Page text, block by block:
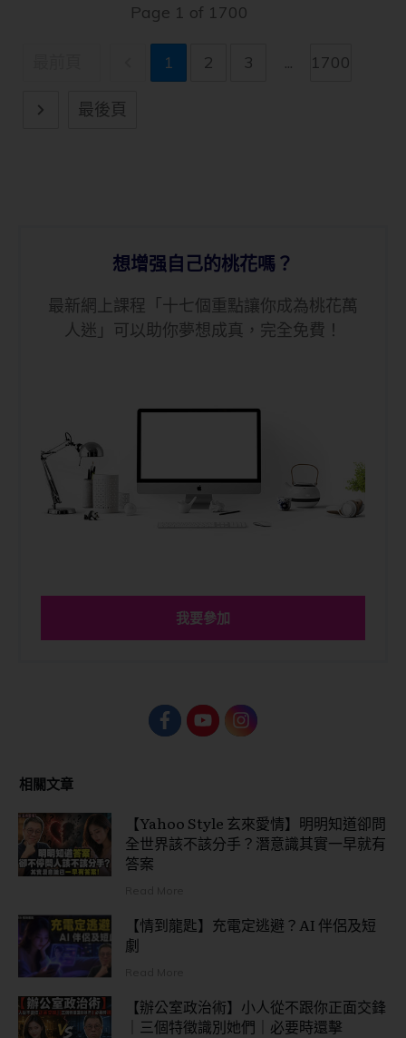
Page 1 of 1700
1 2 3 ... 1700
最後頁
想增强自己的桃花嗎？
最新網上課程「十七個重點讓你成為桃花萬
人迷」可以助你夢想成真，完全免費！
我要參加
相關文章
【Yahoo Style 玄來愛情】明明知道卻問
全世界該不該分手？潛意識其實一早就有
答案
【情到龍匙】充電定逃避？AI 伴侶及短
劇
【辦公室政治術】小人從不跟你正面交鋒
｜三個特徵識別她們｜必要時還擊